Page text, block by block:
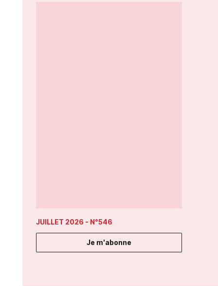
JUILLET 2026 - N°546
Je m'abonne